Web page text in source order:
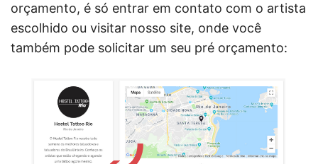
orçamento, é só entrar em contato com o artista
escolhido ou visitar nosso site, onde você
também pode solicitar um seu pré orçamento: